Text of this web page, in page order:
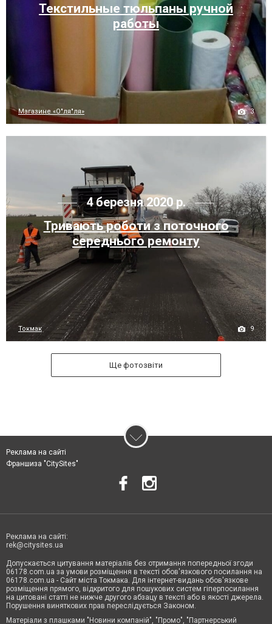
Текстильные тюльпаны ручной
работы
Магазине «О"ля"ля» 3
4 березня 2020 р.
Тривають роботи з поточного
середнього ремонту
Токмак 9
Ще фотозвіти
Реклама на сайті
Франшиза "CitySites"
Реклама на сайті:
rek@citysites.ua
Допускається цитування матеріалів без отримання попередньої згоди
06178.com.ua за умови розміщення в тексті обов'язкового посилання на
06178.com.ua - Сайт міста Токмака. Для інтернет-видань обов'язкове
розміщення прямого, відкритого для пошукових систем гіперпосилання
на цитовані статті не нижче другого абзацу в тексті або в якості джерела.
Порушення виняткових прав переслідується Законом.
Матеріали з плашками "Новини компаній", "Промо", "Партнерський